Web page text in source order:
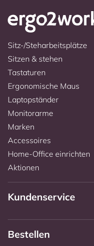
Sitz-/Steharbeitsplätze
Sitzen & stehen
Tastaturen
Ergonomische Maus
Laptopständer
Monitorarme
Marken
Accessoires
Home-Office einrichten
Aktionen
Kundenservice
Bestellen